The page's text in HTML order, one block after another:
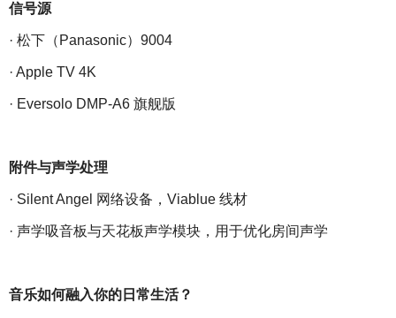
信号源
· 松下（Panasonic）9004
· Apple TV 4K
· Eversolo DMP-A6 旗舰版
附件与声学处理
· Silent Angel 网络设备，Viablue 线材
· 声学吸音板与天花板声学模块，用于优化房间声学
音乐如何融入你的日常生活？